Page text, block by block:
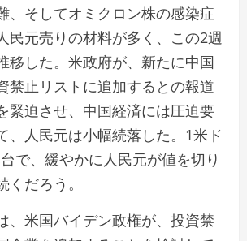
、そしてオミクロン株の感染症
民元売りの材料が多く、この2週
移した。米政府が、新たに中国
禁止リストに追加するとの報道
緊迫させ、中国経済には圧迫要
、人民元は小幅続落した。1米ド
で、緩やかに人民元が値を切り
だろう。
、米国バイデン政権が、投資禁